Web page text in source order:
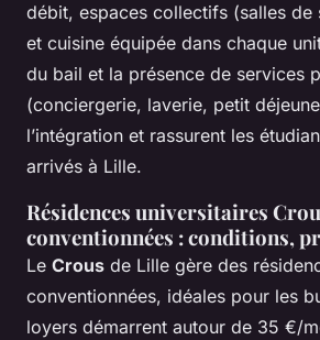
débit, espaces collectifs (salles
et cuisine équipée dans chaque
du bail et la présence de services
(conciergerie, laverie, petit
l’intégration et rassurent les
arrivés à Lille.
Résidences universitaires
conventionnées : conditions,
Le Crous de Lille gère des
conventionnées, idéales pour les
loyers démarrent autour de 35 €/